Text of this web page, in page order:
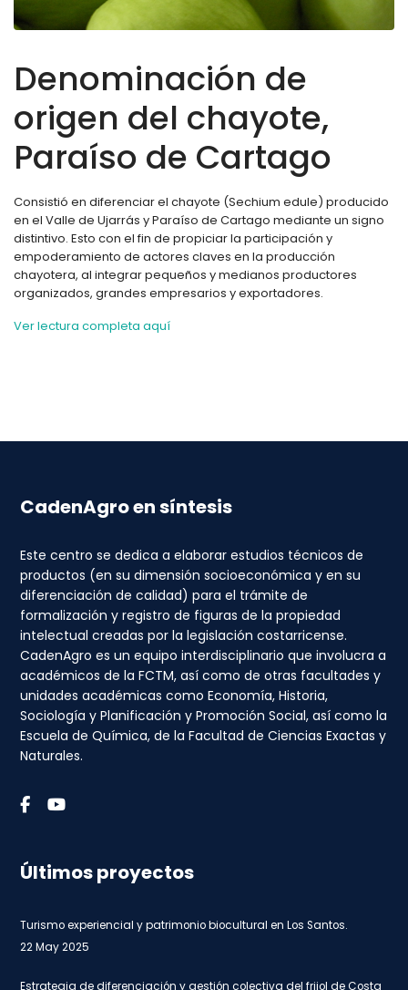
Denominación de
origen del chayote,
Paraíso de Cartago
Consistió en diferenciar el chayote (Sechium edule) producido
en el Valle de Ujarrás y Paraíso de Cartago mediante un signo
distintivo. Esto con el fin de propiciar la participación y
empoderamiento de actores claves en la producción
chayotera, al integrar pequeños y medianos productores
organizados, grandes empresarios y exportadores.
Ver lectura completa aquí
CadenAgro en síntesis
Este centro se dedica a elaborar estudios técnicos de
productos (en su dimensión socioeconómica y en su
diferenciación de calidad) para el trámite de
formalización y registro de figuras de la propiedad
intelectual creadas por la legislación costarricense.
CadenAgro es un equipo interdisciplinario que involucra a
académicos de la FCTM, así como de otras facultades y
unidades académicas como Economía, Historia,
Sociología y Planificación y Promoción Social, así como la
Escuela de Química, de la Facultad de Ciencias Exactas y
Naturales.
Últimos proyectos
Turismo experiencial y patrimonio biocultural en Los Santos.
22 May 2025
Estrategia de diferenciación y gestión colectiva del frijol de Costa